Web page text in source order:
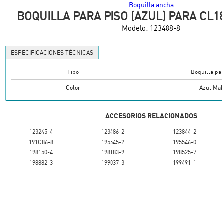
Boquilla ancha
BOQUILLA PARA PISO (AZUL) PARA
Modelo: 123488-8
ESPECIFICACIONES TÉCNICAS
Tipo Boquilla
Color Azul
ACCESORIOS RELACIONADOS
123245-4 123486-2
123844-2
191G86-8
195545-2
195546-0
198150-4
198183-9
198525-7
198882-3
199037-3 199491-1